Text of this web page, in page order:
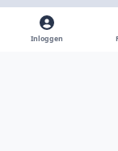
Inloggen